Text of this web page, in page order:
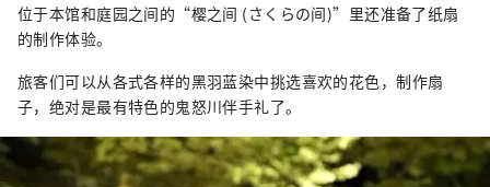
位于本馆和庭园之间的“樱之间 (さくらの间)”里还准备了纸扇
的制作体验。
旅客们可以从各式各样的黑羽蓝染中挑选喜欢的花色，制作扇
子，绝对是最有特色的鬼怒川伴手礼了。